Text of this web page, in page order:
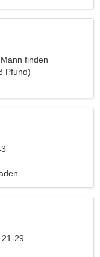
finden
Pfund)
29